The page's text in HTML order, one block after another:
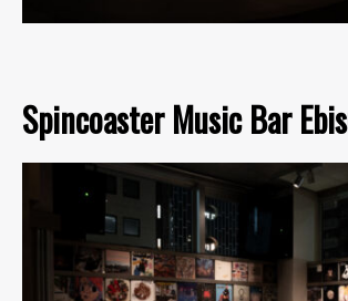
Spincoaster Music Bar